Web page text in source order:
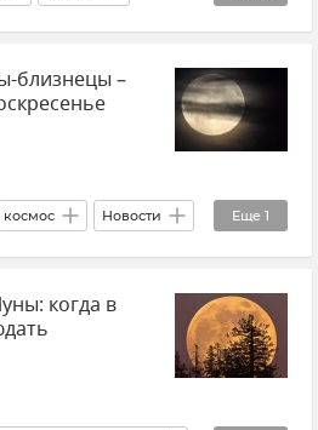
Земля Солнце
Инфографика
близнецы –
Еще 1
космос Новости
когда в